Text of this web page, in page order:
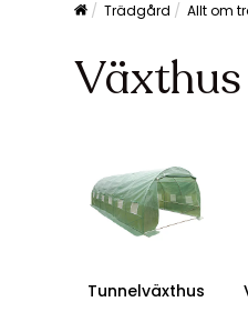
Trädgård Allt om
Växthus
Tunnelväxthus